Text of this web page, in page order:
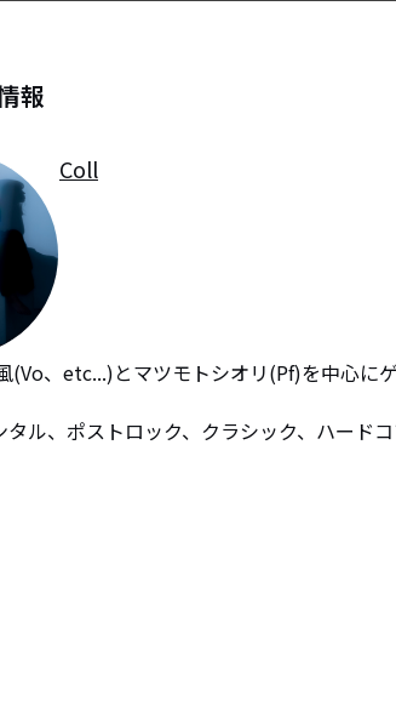
報
Coll
(Vo、etc...)とマツモトシオリ(Pf)を中心に
ル、ポストロック、クラシック、ハード